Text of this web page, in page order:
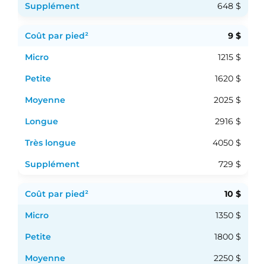
648 $
9 $
1215 $
1620 $
2025 $
2916 $
4050 $
729 $
10 $
1350 $
1800 $
2250 $